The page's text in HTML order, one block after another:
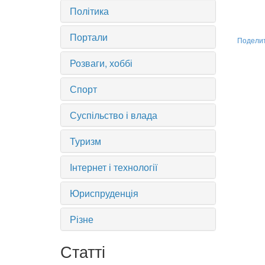
Політика
Портали
Розваги, хоббі
Спорт
Суспільство і влада
Туризм
Інтернет і технології
Юриспруденція
Різне
Статті